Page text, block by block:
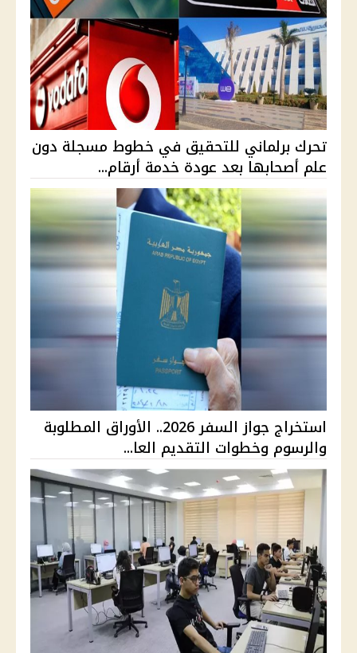
تحرك برلماني للتحقيق في خطوط مسجلة دون
علم أصحابها بعد عودة خدمة أرقام...
استخراج جواز السفر 2026.. الأوراق المطلوبة
والرسوم وخطوات التقديم العا...